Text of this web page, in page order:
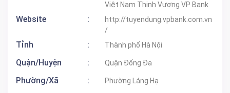
Việt Nam Thịnh Vượng VP Bank
Website :
http://tuyendung.vpbank.com.vn
/
Tỉnh : Thành phố Hà Nội
Quận/Huyện : Quận Đống Đa
Phường/Xã : Phường Láng Hạ